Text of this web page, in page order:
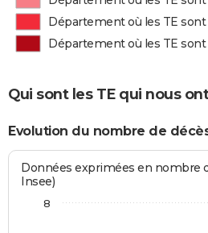
Département où les TE
Département où les TE
Qui sont les TE qui nous
Evolution du nombre de
Données exprimées en nombre
Insee)
8